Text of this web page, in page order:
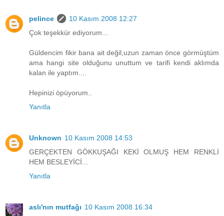
pelince
10 Kasım 2008 12:27
Çok teşekkür ediyorum...
Güldencim fikir bana ait değil,uzun zaman önce görmüştüm
ama hangi site olduğunu unuttum ve tarifi kendi aklımda
kalan ile yaptım....
Hepinizi öpüyorum..
Yanıtla
Unknown 10 Kasım 2008 14:53
GERÇEKTEN GÖKKUŞAĞI KEKİ OLMUŞ HEM RENKLİ
HEM BESLEYİCİ...
Yanıtla
aslı'nın mutfağı 10 Kasım 2008 16:34